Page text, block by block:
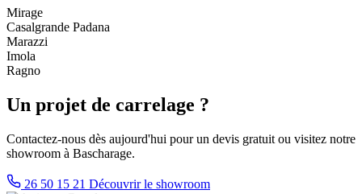
Mirage
Casalgrande Padana
Marazzi
Imola
Ragno
Un projet de carrelage ?
Contactez-nous dès aujourd'hui pour un devis gratuit ou visitez notre
showroom à Bascharage.
26 50 15 21 Découvrir le showroom